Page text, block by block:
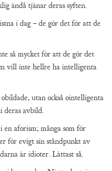
ändå tjänar deras syften.
i dag – de gör det för att de
så mycket för att de gör det
vill inte hellre ha intelligenta
utan också ointelligenta
deras avbild.
en aforism; många som för
för evigt sin ståndpunkt av
är idioter. Lättast så.